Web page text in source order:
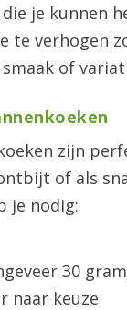
je kunnen
te verhogen
of
zijn
of als
je nodig:
30
naar keuze